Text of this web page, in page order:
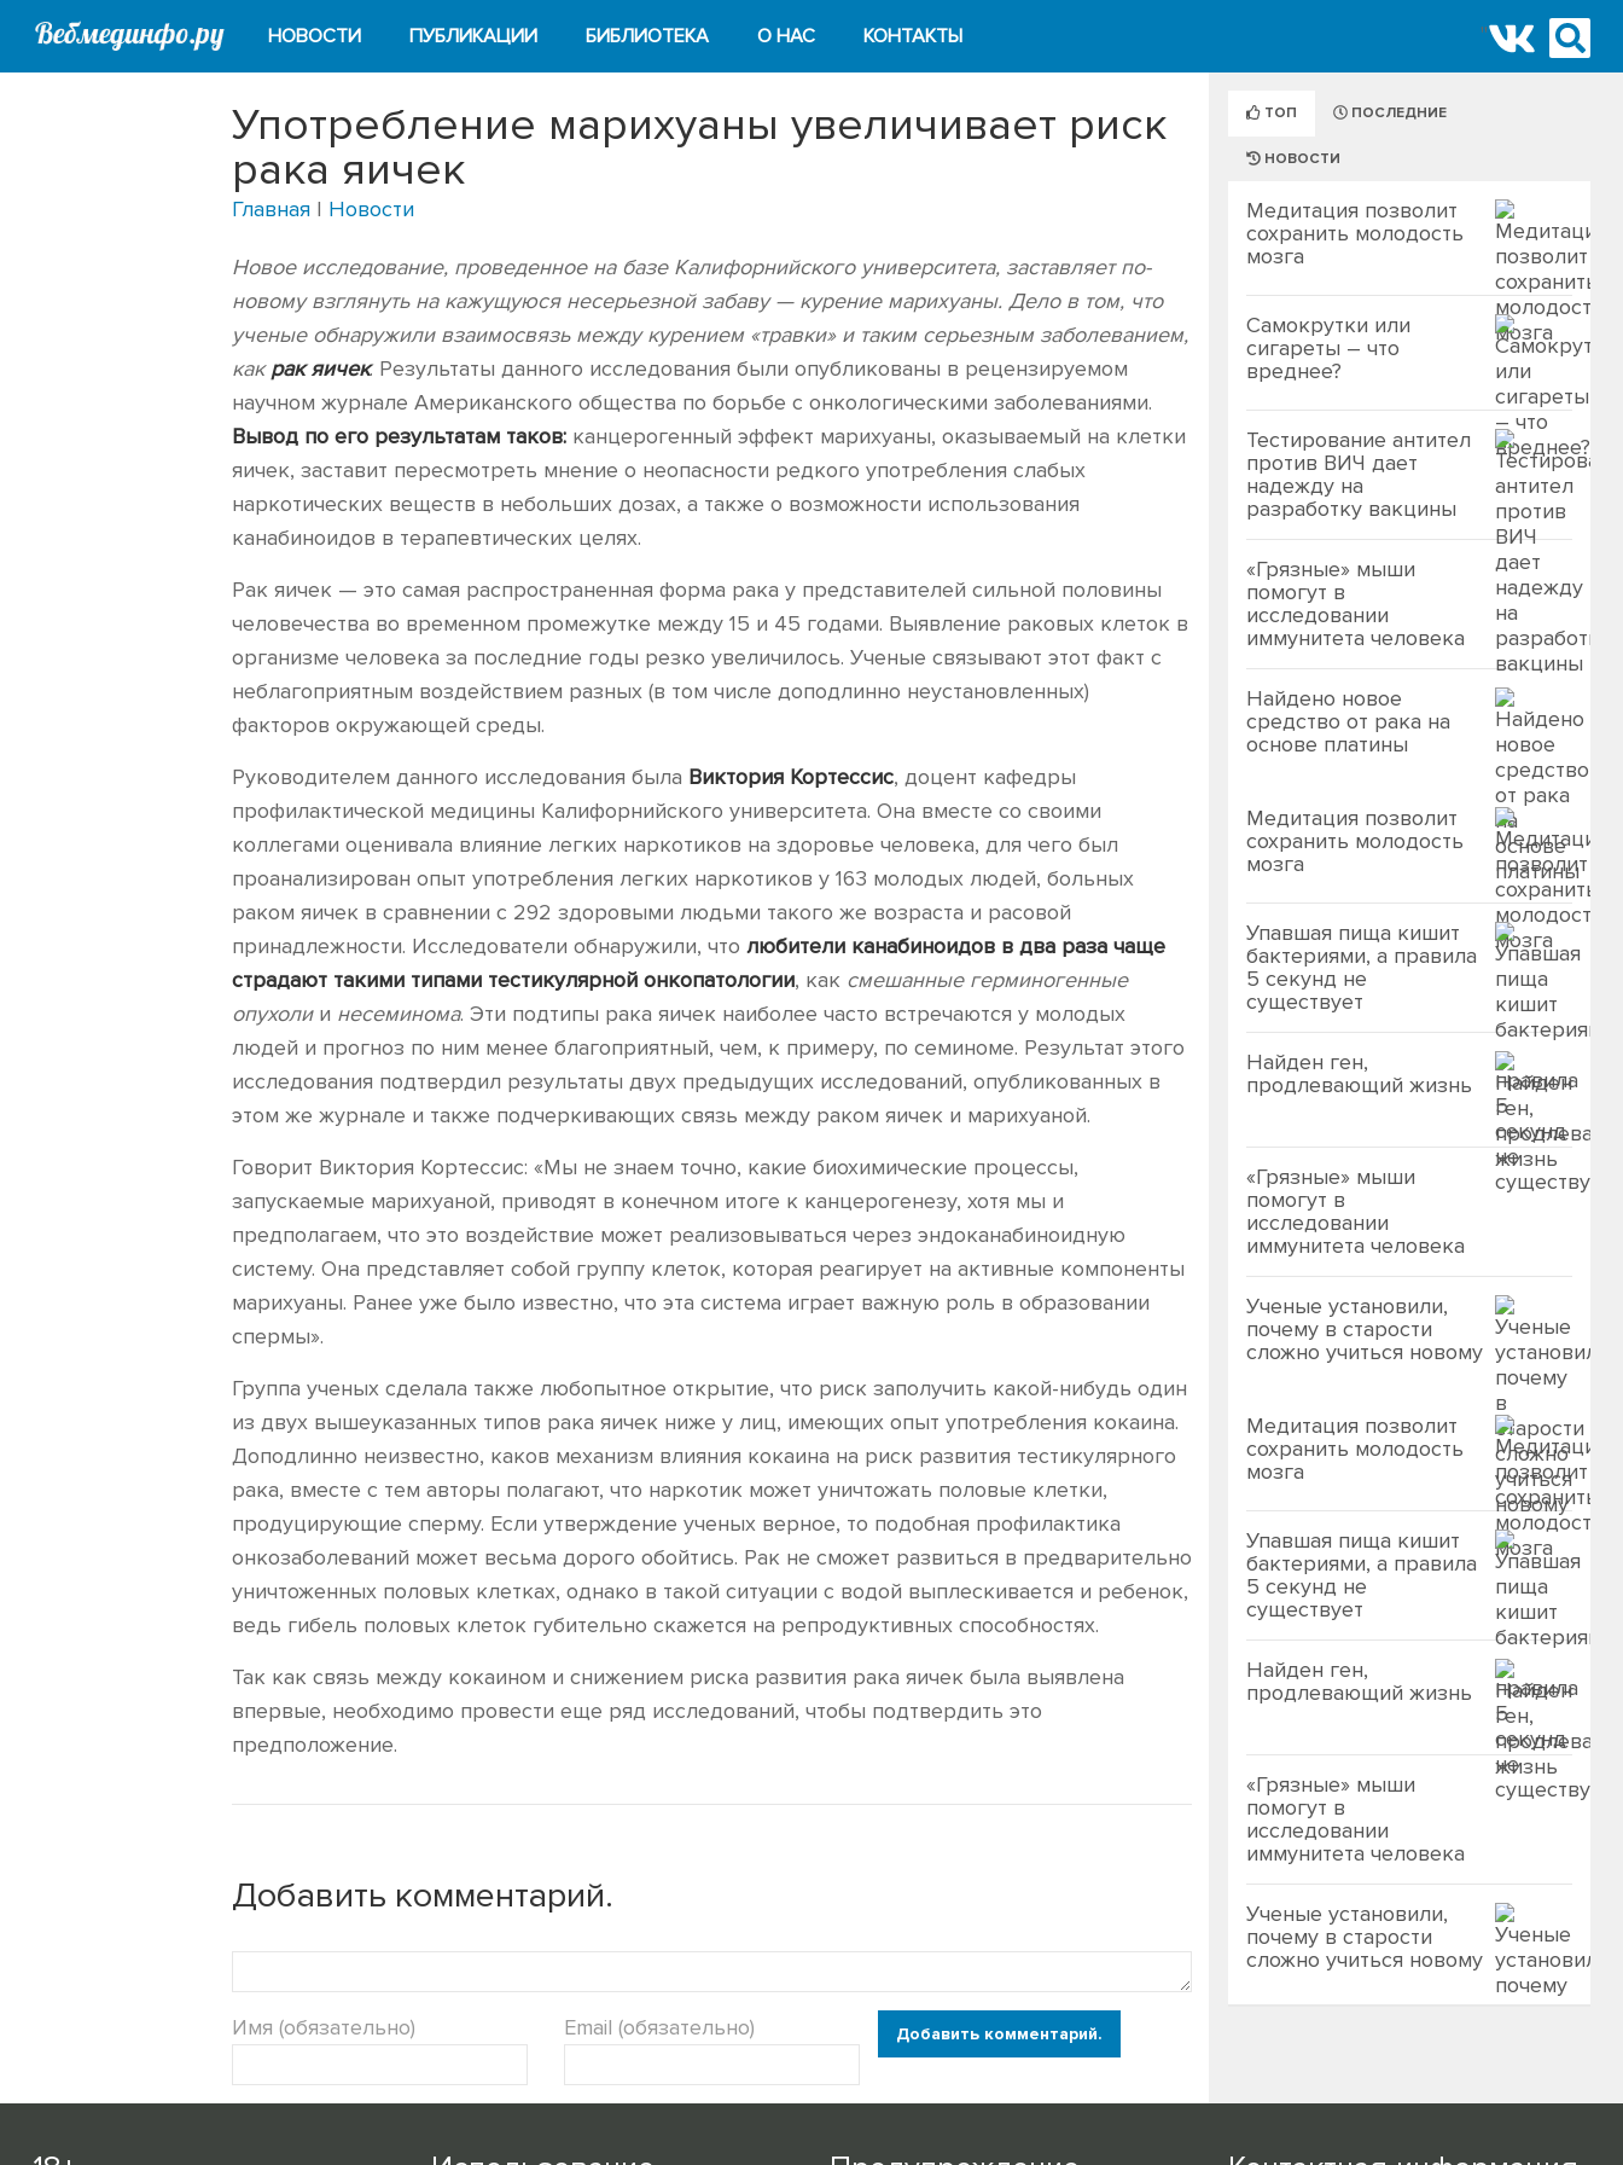
НОВОСТИ ПУБЛИКАЦИИ БИБЛИОТЕКА О НАС КОНТАКТЫ "
Употребление марихуаны увеличивает риск
рака яичек
Главная | Новости
Новое исследование, проведенное на базе Калифорнийского университета, заставляет по-
новому взглянуть на кажущуюся несерьезной забаву — курение марихуаны. Дело в том, что
ученые обнаружили взаимосвязь между курением «травки» и таким серьезным заболеванием,
какрак яичек. Результаты данного исследования были опубликованы в рецензируемом
научном журнале Американского общества по борьбе с онкологическими заболеваниями.
Вывод по его результатам таков: канцерогенный эффект марихуаны, оказываемый на клетки
яичек, заставит пересмотреть мнение о неопасности редкого употребления слабых
наркотических веществ в небольших дозах, а также о возможности использования
канабиноидов в терапевтических целях.
Рак яичек — это самая распространенная форма рака у представителей сильной половины
человечества во временном промежутке между 15 и 45 годами. Выявление раковых клеток в
организме человека за последние годы резко увеличилось. Ученые связывают этот факт с
неблагоприятным воздействием разных (в том числе доподлинно неустановленных)
факторов окружающей среды.
Руководителем данного исследования была Виктория Кортессис, доцент кафедры
профилактической медицины Калифорнийского университета. Она вместе со своими
коллегами оценивала влияние легких наркотиков на здоровье человека, для чего был
проанализирован опыт употребления легких наркотиков у 163 молодых людей, больных
раком яичек в сравнении с 292 здоровыми людьми такого же возраста и расовой
принадлежности. Исследователи обнаружили, что любители канабиноидов в два раза чаще
страдают такими типами тестикулярной онкопатологии, как смешанные герминогенные
опухолии несеминома. Эти подтипы рака яичек наиболее часто встречаются у молодых
людей и прогноз по ним менее благоприятный, чем, к примеру, по семиноме. Результат этого
исследования подтвердил результаты двух предыдущих исследований, опубликованных в
этом же журнале и также подчеркивающих связь между раком яичек и марихуаной.
Говорит Виктория Кортессис: «Мы не знаем точно, какие биохимические процессы,
запускаемые марихуаной, приводят в конечном итоге к канцерогенезу, хотя мы и
предполагаем, что это воздействие может реализовываться через эндоканабиноидную
систему. Она представляет собой группу клеток, которая реагирует на активные компоненты
марихуаны. Ранее уже было известно, что эта система играет важную роль в образовании
спермы».
Группа ученых сделала также любопытное открытие, что риск заполучить какой-нибудь один
из двух вышеуказанных типов рака яичек ниже у лиц, имеющих опыт употребления кокаина.
Доподлинно неизвестно, каков механизм влияния кокаина на риск развития тестикулярного
рака, вместе с тем авторы полагают, что наркотик может уничтожать половые клетки,
продуцирующие сперму. Если утверждение ученых верное, то подобная профилактика
онкозаболеваний может весьма дорого обойтись. Рак не сможет развиться в предварительно
уничтоженных половых клетках, однако в такой ситуации с водой выплескивается и ребенок,
ведь гибель половых клеток губительно скажется на репродуктивных способностях.
Так как связь между кокаином и снижением риска развития рака яичек была выявлена
впервые, необходимо провести еще ряд исследований, чтобы подтвердить это
предположение.
Добавить комментарий.
Имя (обязательно) Email (обязательно) Добавить комментарий.
ТОП ПОСЛЕДНИЕ
НОВОСТИ
Медитация позволит
сохранить молодость
мозга
Самокрутки или
сигареты – что
вреднее?
Тестирование антител
против ВИЧ дает
надежду на
разработку вакцины
«Грязные» мыши
помогут в
исследовании
иммунитета человека
Найдено новое
средство от рака на
основе платины
Медитация позволит
сохранить молодость
мозга
Упавшая пища кишит
бактериями, а правила
5 секунд не
существует
Найден ген,
продлевающий жизнь
«Грязные» мыши
помогут в
исследовании
иммунитета человека
Ученые установили,
почему в старости
сложно учиться новому
Медитация позволит
сохранить молодость
мозга
Упавшая пища кишит
бактериями, а правила
5 секунд не
существует
Найден ген,
продлевающий жизнь
«Грязные» мыши
помогут в
исследовании
иммунитета человека
Ученые установили,
почему в старости
сложно учиться новому